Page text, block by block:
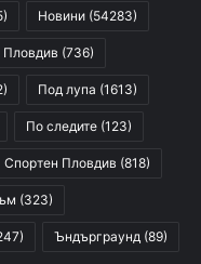
Новини (54283)
Пловдив (736)
Под лупа (1613)
По следите (123)
Спортен Пловдив (818)
(323)
Ъндърграунд (89)